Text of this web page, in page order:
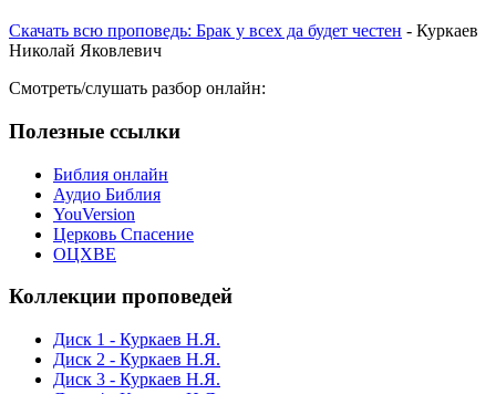
Скачать вcю проповедь: Брак у всех да будет честен - Куркаев
Николай Яковлевич
Смотреть/слушать разбор онлайн:
Полезные ссылки
Библия онлайн
Аудио Библия
YouVersion
Церковь Спасение
ОЦХВЕ
Коллекции проповедей
Диск 1 - Куркаев Н.Я.
Диск 2 - Куркаев Н.Я.
Диск 3 - Куркаев Н.Я.